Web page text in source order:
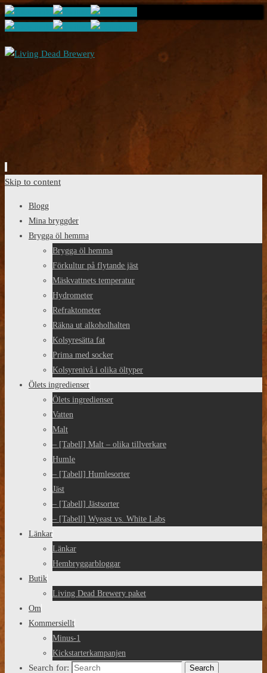
Skip to content
Blogg
Mina bryggder
Brygga öl hemma
Brygga öl hemma
Förkultur på flytande jäst
Mäskvattnets temperatur
Hydrometer
Refraktometer
Räkna ut alkoholhalten
Kolsyresätta fat
Prima med socker
Kolsyrenivå i olika öltyper
Ölets ingredienser
Ölets ingredienser
Vatten
Malt
– [Tabell] Malt – olika tillverkare
Humle
– [Tabell] Humlesorter
Jäst
– [Tabell] Jästsorter
– [Tabell] Wyeast vs. White Labs
Länkar
Länkar
Hembryggarbloggar
Butik
Living Dead Brewery paket
Om
Kommersiellt
Minus-1
Kickstarterkampanjen
Search for: Search